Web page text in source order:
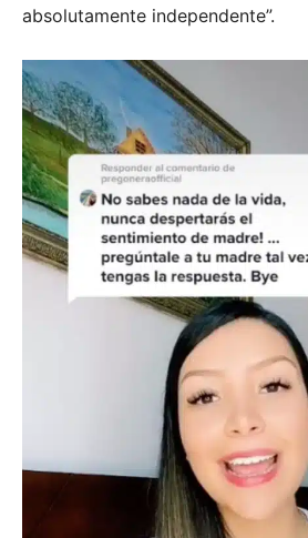
absolutamente independente”.